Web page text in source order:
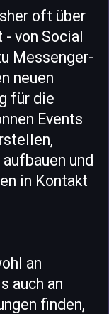
oft über
von Social
Messenger-
neuen
für die
Events
und
in Kontakt
an
auch an
finden,